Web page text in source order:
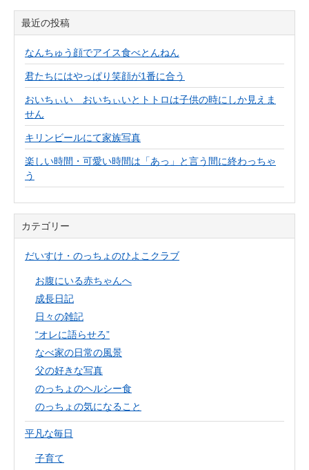
最近の投稿
なんちゅう顔でアイス食べとんねん
君たちにはやっぱり笑顔が1番に合う
おいちぃい おいちぃいとトトロは子供の時にしか見えま
せん
キリンビールにて家族写真
楽しい時間・可愛い時間は「あっ」と言う間に終わっちゃ
う
カテゴリー
だいすけ・のっちょのひよこクラブ
お腹にいる赤ちゃんへ
成長日記
日々の雑記
“オレに語らせろ”
なべ家の日常の風景
父の好きな写真
のっちょのヘルシー食
のっちょの気になること
平凡な毎日
子育て